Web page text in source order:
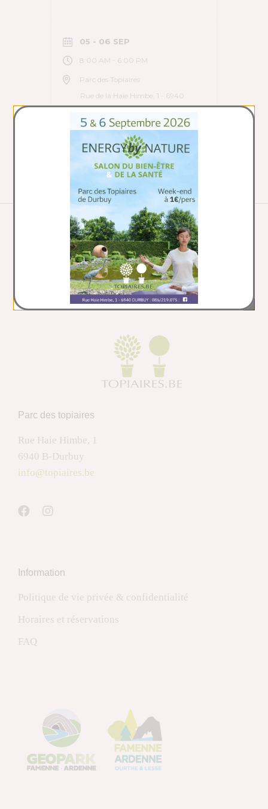
05 - 06 SEP
8:00 AM 6:00 PM
Parc des Topiaires
Rue de la Haie Himbe, 1 - 6940
VOIR LE DÉTAIL
Parc des topiaires
Rue Haie Himbe, 1
6940 B-Durbuy
info@topiaires.be
Information
Politique de vie privée & confidentialité
Horaires et réservations
FAQ